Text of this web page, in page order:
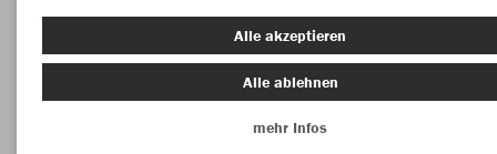
Alle akzeptieren
Alle ablehnen
mehr Infos